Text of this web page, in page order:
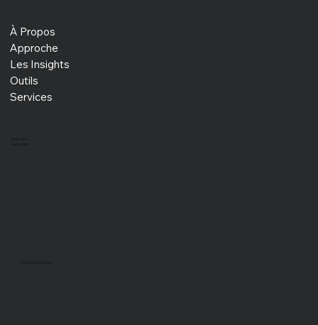
Construire une Flywheel de Contenu :
À Propos
Approche
Les Insights
Outils
Services